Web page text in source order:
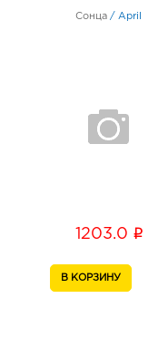
Сонца / April
1203.0 i